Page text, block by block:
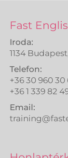
Fast
Iroda:
1134
Telefon:
+36 30 960 30
+36 1 339 82
Email: